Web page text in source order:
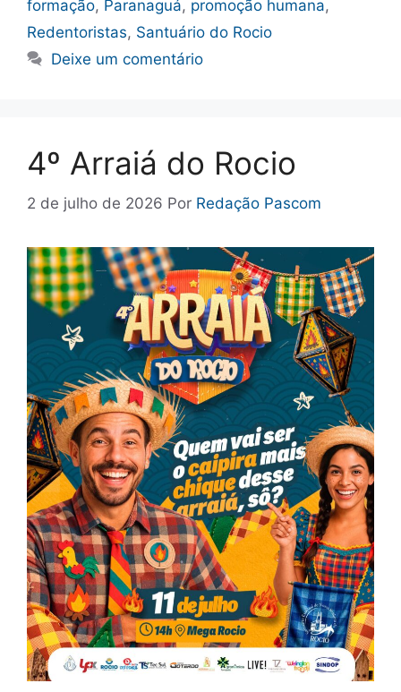
formação, Paranaguá, promoção humana,
Redentoristas, Santuário do Rocio
Deixe um comentário
4º Arraiá do Rocio
2 de julho de 2026 Por Redação Pascom